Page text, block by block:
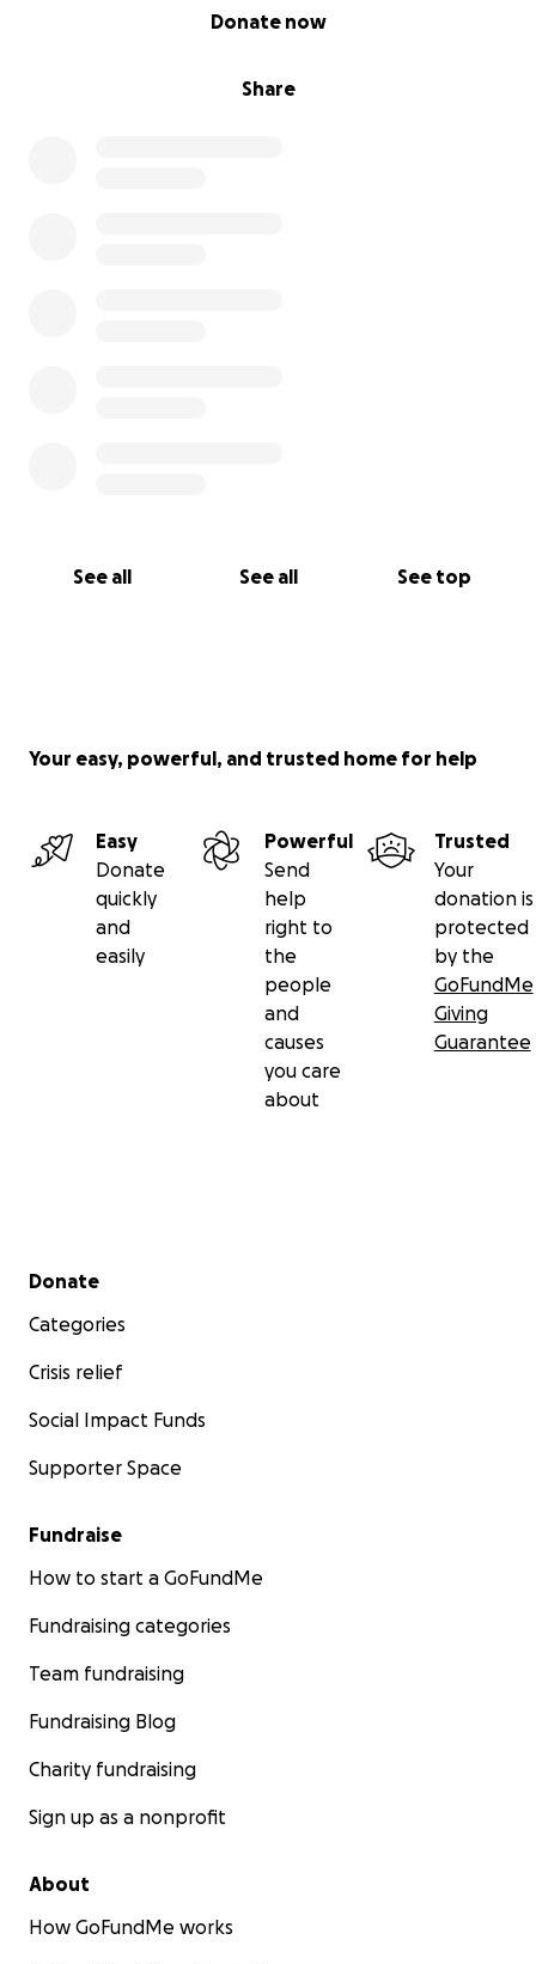
Share
Donate now
See all See all See top
Your easy, powerful, and trusted home for help
Easy
Donate
quickly
and
easily
Powerful
Send
help
right to
the
people
and
causes
you care
about
Trusted
Your
donation is
protected
by the
GoFundMe
Giving
Guarantee
Secondary menu
Donate
Categories
Crisis relief
Social Impact Funds
Supporter Space
Fundraise
How to start a GoFundMe
Fundraising categories
Team fundraising
Fundraising Blog
Charity fundraising
Sign up as a nonprofit
About
How GoFundMe works